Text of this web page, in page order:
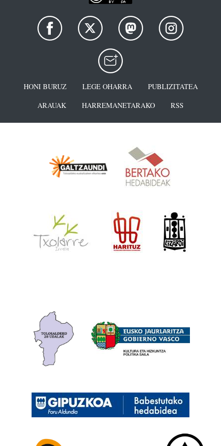
HONI BURUZ LEGE OHARRA
PUBLIZITATEA
ARAUAK
HARREMANETARAKO RSS